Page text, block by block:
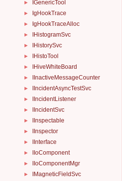
► IGenericTool
► IgHookTrace
► IgHookTraceAlloc
► IHistogramSvc
► IHistorySvc
► IHistoTool
► IHiveWhiteBoard
► IInactiveMessageCounter
► IIncidentAsyncTestSvc
► IIncidentListener
► IIncidentSvc
► IInspectable
► IInspector
► IInterface
► IIoComponent
► IIoComponentMgr
► IMagneticFieldSvc